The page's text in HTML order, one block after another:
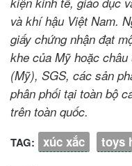
và khí hậu Việt Nam.
giấy chứng nhận đạt
khe của Mỹ hoặc
(Mỹ), SGS, các sản
phân phối tại toàn bộ
trên toàn quốc.
TAG: xúc xắc toys